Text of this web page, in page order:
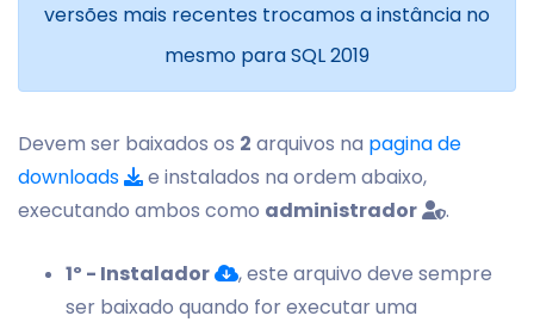
versões mais recentes trocamos a instância no
mesmo para SQL 2019
Devem ser baixados os 2 arquivos na pagina de
downloads
e instalados na ordem abaixo,
executando ambos como administrador .
1º - Instalador
, este arquivo deve sempre
ser baixado quando for executar uma